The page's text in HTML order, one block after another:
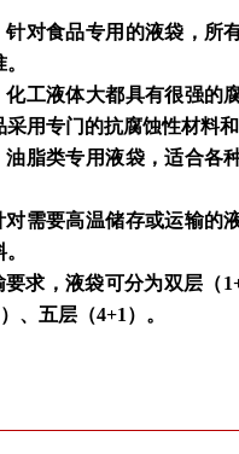
针对食品专用的液袋，所
化工液体大都具有很强的
用专门的抗腐蚀性材料和
油脂类专用液袋，适合各
对需要高温储存或运输的
求，液袋可分为双层（
、五层（4+1）。